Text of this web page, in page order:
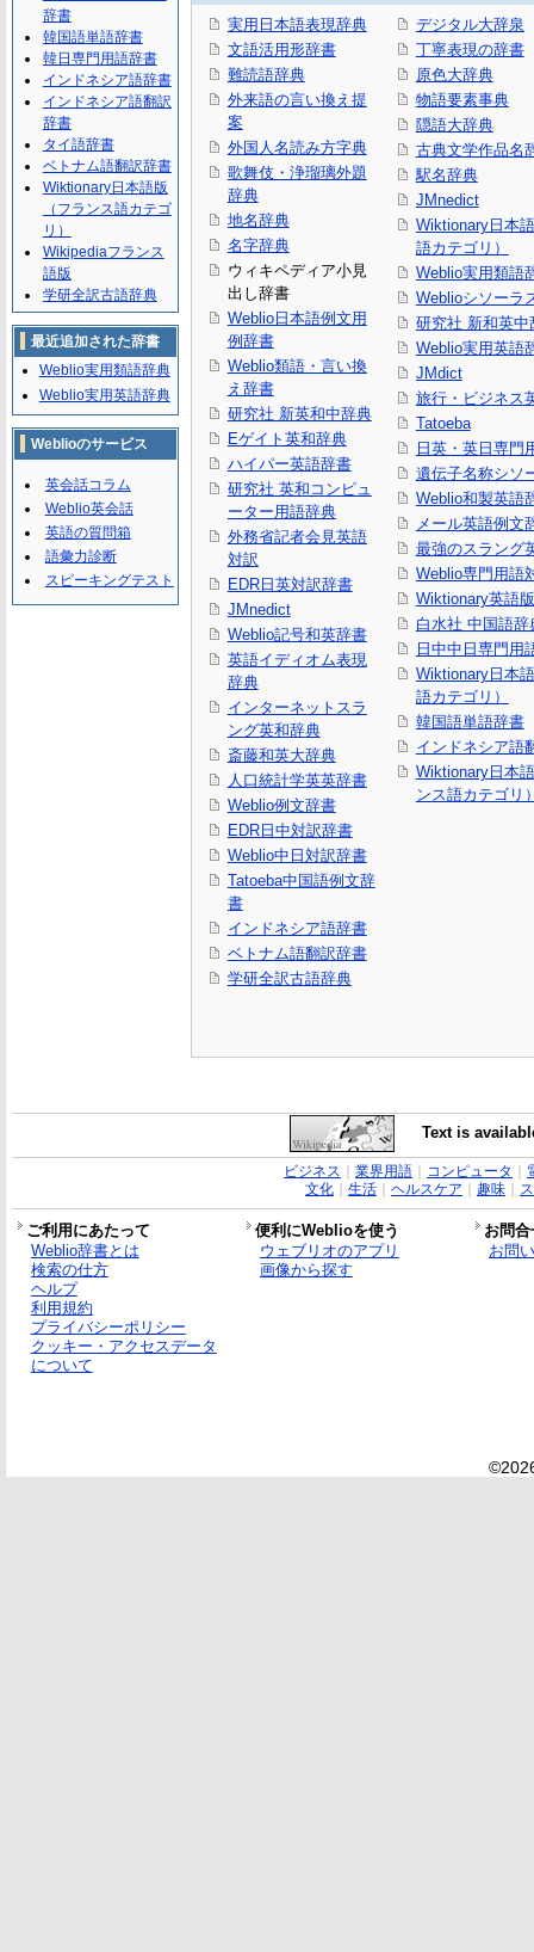
実用日本語表現辞典
文語活用形辞書
難読語辞典
外来語の言い換え提
案
外国人名読み方字典
歌舞伎・浄瑠璃外題
辞典
地名辞典
名字辞典
ウィキペディア小見
出し辞書
Weblio日本語例文用
例辞書
Weblio類語・言い換
え辞書
研究社 新英和中辞典
Eゲイト英和辞典
ハイパー英語辞書
研究社 英和コンピュ
ーター用語辞典
外務省記者会見英語
対訳
EDR日英対訳辞書
JMnedict
Weblio記号和英辞書
英語イディオム表現
辞典
インターネットスラ
ング英和辞典
斎藤和英大辞典
人口統計学英英辞書
Weblio例文辞書
EDR日中対訳辞書
Weblio中日対訳辞書
Tatoeba中国語例文辞
書
インドネシア語辞書
ベトナム語翻訳辞書
学研全訳古語辞典
デジタル大辞泉
丁寧表現の辞書
原色大辞典
物語要素事典
隠語大辞典
古典文学作品名
駅名辞典
JMnedict
Wiktionary日本
語カテゴリ）
Weblio実用類語
Weblioシソーラ
研究社 新和英中
Weblio実用英語
JMdict
旅行・ビジネス
Tatoeba
日英・英日専門
遺伝子名称シソ
Weblio和製英語
メール英語例文
最強のスラング
Weblio専門用語
Wiktionary英語版
白水社 中国語辞
日中中日専門用
Wiktionary日本
語カテゴリ）
韓国語単語辞書
インドネシア語
Wiktionary日本
ンス語カテゴリ
辞書
韓国語単語辞書
韓日専門用語辞書
インドネシア語辞書
インドネシア語翻訳
辞書
タイ語辞書
ベトナム語翻訳辞書
Wiktionary日本語版
（フランス語カテゴ
リ）
Wikipediaフランス
語版
学研全訳古語辞典
最近追加された辞書
Weblio実用類語辞典
Weblio実用英語辞典
Weblioのサービス
英会話コラム
Weblio英会話
英語の質問箱
語彙力診断
スピーキングテスト
Text is
ビジネス 業界用語｜ コンピュータ
文化｜ 生活｜ ヘルスケア 趣味｜
ご利用にあたって 便利にWeblioを使う
お問
Weblio辞書とは
検索の仕方
ヘルプ
利用規約
プライバシーポリシー
クッキー・アクセスデータ
について
ウェブリオのアプリ
画像から探す
お問